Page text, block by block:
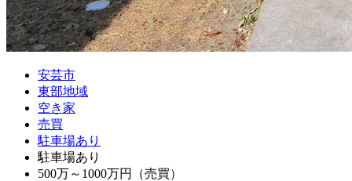
安芸市
東部地域
空き家
売買
駐車場あり
駐車場あり
500万～1000万円（売買）